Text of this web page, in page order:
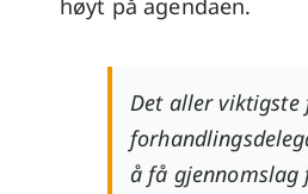
høyt på agendaen.
Det aller viktigste
å få gjennomslag